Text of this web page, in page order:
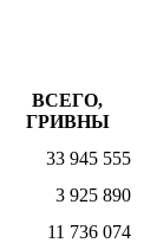
ВСЕГО,
ГРИВНЫ
33 945 555
3 925 890
11 736 074